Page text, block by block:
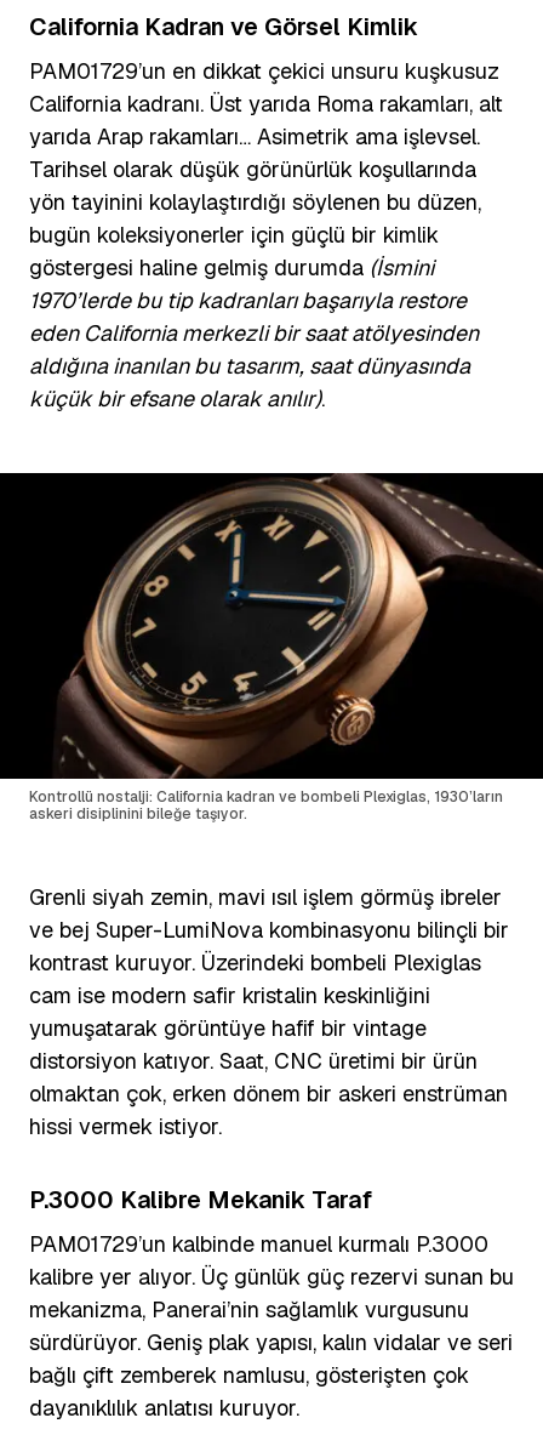
California Kadran ve Görsel Kimlik
PAM01729’un en dikkat çekici unsuru kuşkusuz
California kadranı. Üst yarıda Roma rakamları, alt
yarıda Arap rakamları… Asimetrik ama işlevsel.
Tarihsel olarak düşük görünürlük koşullarında
yön tayinini kolaylaştırdığı söylenen bu düzen,
bugün koleksiyonerler için güçlü bir kimlik
göstergesi haline gelmiş durumda (İsmini
1970’lerde bu tip kadranları başarıyla restore
eden California merkezli bir saat atölyesinden
aldığına inanılan bu tasarım, saat dünyasında
küçük bir efsane olarak anılır).
Kontrollü nostalji: California kadran ve bombeli Plexiglas, 1930’ların
askeri disiplinini bileğe taşıyor.
Grenli siyah zemin, mavi ısıl işlem görmüş ibreler
ve bej Super-LumiNova kombinasyonu bilinçli bir
kontrast kuruyor. Üzerindeki bombeli Plexiglas
cam ise modern safir kristalin keskinliğini
yumuşatarak görüntüye hafif bir vintage
distorsiyon katıyor. Saat, CNC üretimi bir ürün
olmaktan çok, erken dönem bir askeri enstrüman
hissi vermek istiyor.
P.3000 Kalibre Mekanik Taraf
PAM01729’un kalbinde manuel kurmalı P.3000
kalibre yer alıyor. Üç günlük güç rezervi sunan bu
mekanizma, Panerai’nin sağlamlık vurgusunu
sürdürüyor. Geniş plak yapısı, kalın vidalar ve seri
bağlı çift zemberek namlusu, gösterişten çok
dayanıklılık anlatısı kuruyor.